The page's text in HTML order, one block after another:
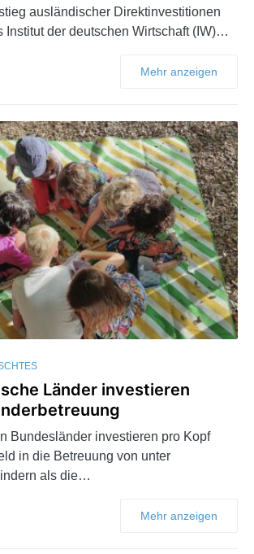
ausländischer Direktinvestitionen
Institut der deutschen Wirtschaft (IW)…
Mehr anzeigen
Länder investieren
Bundesländer investieren pro Kopf
in die Betreuung von unter
als die…
Mehr anzeigen